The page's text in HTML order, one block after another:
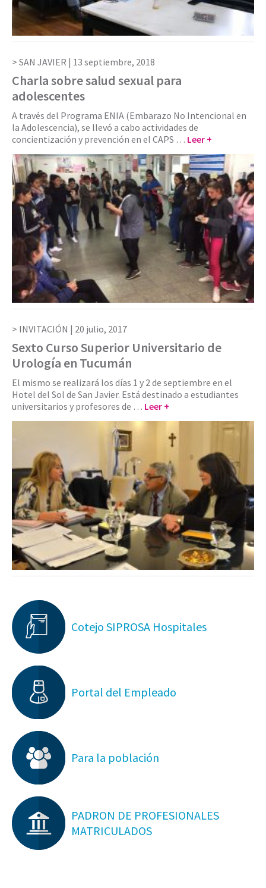
SAN JAVIER | 13 septiembre, 2018
Charla sobre salud sexual para
adolescentes
A través del Programa ENIA (Embarazo No Intencional en
la Adolescencia), se llevó a cabo actividades de
concientización y prevención en el CAPS … Leer +
INVITACIÓN | 20 julio, 2017
Sexto Curso Superior Universitario de
Urología en Tucumán
El mismo se realizará los días 1 y 2 de septiembre en el
Hotel del Sol de San Javier. Está destinado a estudiantes
universitarios y profesores de … Leer +
Cotejo SIPROSA Hospitales
Portal del Empleado
Para la población
PADRON DE PROFESIONALES
MATRICULADOS